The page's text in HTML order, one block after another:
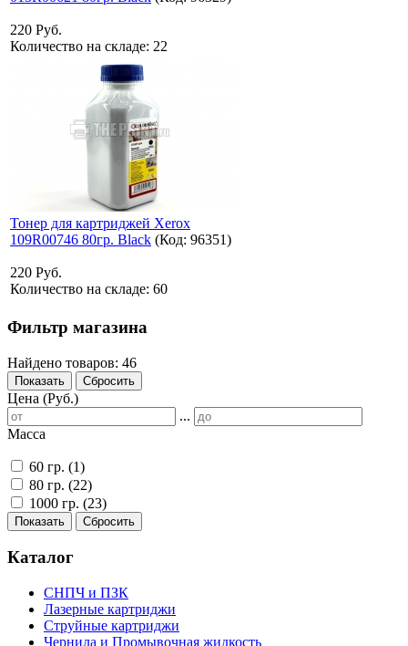
220 Руб.
Количество на складе: 22
Тонер для картриджей Xerox
109R00746 80гр. Black (Код: 96351)
220 Руб.
Количество на складе: 60
Фильтр магазина
Найдено товаров: 46
Показать Сбросить
Цена (Руб.)
...
Масса
60 гр. (1)
80 гр. (22)
1000 гр. (23)
Показать Сбросить
Каталог
СНПЧ и ПЗК
Лазерные картриджи
Струйные картриджи
Чернила и Промывочная жидкость